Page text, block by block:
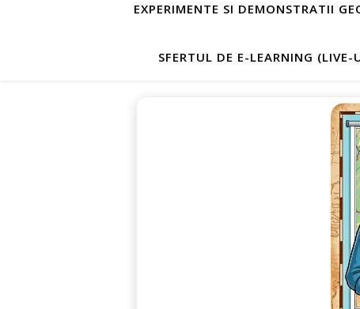
EXPERIMENTE SI DEMONSTRATII
SFERTUL DE E-LEARNING